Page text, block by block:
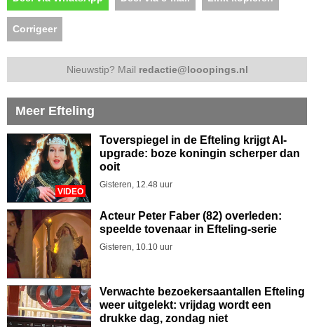
Corrigeer
Nieuwstip? Mail redactie@looopings.nl
Meer Efteling
VIDEO
Toverspiegel in de Efteling krijgt AI-
upgrade: boze koningin scherper dan
ooit
Gisteren, 12.48 uur
Acteur Peter Faber (82) overleden:
speelde tovenaar in Efteling-serie
Gisteren, 10.10 uur
Verwachte bezoekersaantallen Efteling
weer uitgelekt: vrijdag wordt een
drukke dag, zondag niet